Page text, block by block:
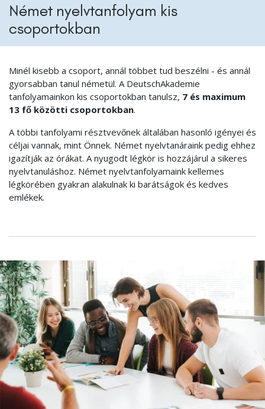
Német nyelvtanfolyam kis
csoportokban
Minél kisebb a csoport, annál többet tud beszélni - és annál
gyorsabban tanul németül. A DeutschAkademie
tanfolyamainkon kis csoportokban tanulsz, 7 és maximum
13 fő közötti csoportokban.
A többi tanfolyami résztvevőnek általában hasonló igényei és
céljai vannak, mint Önnek. Német nyelvtanáraink pedig ehhez
igazítják az órákat. A nyugodt légkör is hozzájárul a sikeres
nyelvtanuláshoz. Német nyelvtanfolyamaink kellemes
légkörében gyakran alakulnak ki barátságok és kedves
emlékek.